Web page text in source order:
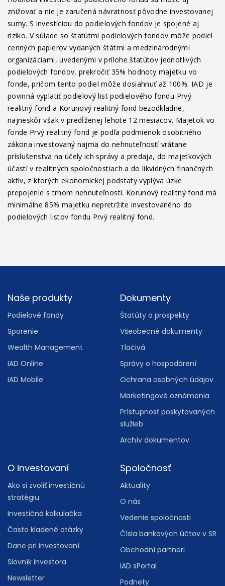
znižovať a nie je zaručená návratnosť pôvodne investovanej
sumy. S investíciou do podielových fondov je spojené aj
riziko. V súlade so štatútmi podielových fondov môže podiel
cenných papierov vydaných štátmi a medzinárodnými
organizáciami, uvedenými v prílohe štatútov jednotlivých
podielových fondov, prekročiť 35% hodnoty majetku vo
fonde, pričom tento podiel môže dosiahnuť až 100%. IAD je
povinná vyplatiť podielový list podielového fondu Prvý
realitný fond a Korunový realitný fond bezodkladne,
najneskôr však v predĺženej lehote 12 mesiacov. Majetok vo
fonde Prvý realitný fond je podľa podmienok osobitného
zákona investovaný najmä do nehnuteľností vrátane
príslušenstva na účely ich správy a predaja, do majetkových
účastí v realitných spoločnostiach a do likvidných finančných
aktív, z ktorých ekonomickej podstaty vyplýva úzke
prepojenie s trhom nehnuteľností. Korunový realitný fond má
minimálne 85% majetku nepretržite investovaného do
podielových listov fondu Prvý realitný fond.
Footer
Naše produkty
Podielové fondy
Sporenie
Wealth Management
IAD Online
IAD Mobile
Dokumenty
Štatúty a prospekty
Všeobecné dokumenty
Tlačivá
Správy o hospodárení
Ochrana osobných údajov
Marketingové oznámenia
Prístupnosť poskytovaných
služieb
Archív dokumentov
O investovaní
Ako si zvoliť investičnú
stratégiu
Investičná kalkulačka
Často kladené otázky
Dane pri investovaní
Slovník investora
Newsletter
Spoločnosť
Aktuality
O nás
Vedenie spoločnosti
Čísla bankových účtov v SR
Obchodní partneri
IAD sPortal
Podnety